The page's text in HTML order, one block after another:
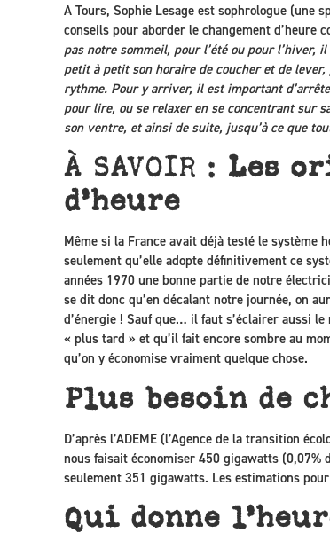
A Tours, Sophie Lesage est sophrologue (une
conseils pour aborder le changement d’heure
pas notre sommeil, pour l’été ou pour l’hiver,
petit à petit son horaire de coucher et de
rythme. Pour y arriver, il est important
pour lire, ou se relaxer en se concentrant sur
son ventre, et ainsi de suite, jusqu’à ce que
À SAVOIR : Les
d’heure
Même si la France avait déjà testé le système
seulement qu’elle adopte définitivement ce
années 1970 une bonne partie de notre
se dit donc qu’en décalant notre journée, on
d’énergie ! Sauf que… il faut s’éclairer aussi
« plus tard » et qu’il fait encore sombre au
qu’on y économise vraiment quelque chose.
Plus besoin de
D’après l’ADEME (l’Agence de la transition
nous faisait économiser 450 gigawatts (0,07%
seulement 351 gigawatts. Les estimations
Qui donne